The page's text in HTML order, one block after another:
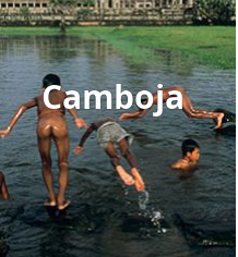
Camboja